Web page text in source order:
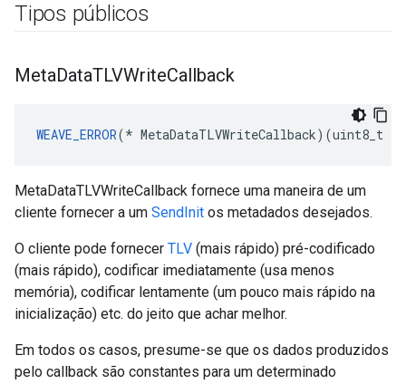
Tipos públicos
MetaDataTLVWriteCallback
WEAVE_ERROR(* MetaDataTLVWriteCallback)(uint8_t
MetaDataTLVWriteCallback fornece uma maneira de um
cliente fornecer a um SendInit os metadados desejados.
O cliente pode fornecer TLV (mais rápido) pré-codificado
(mais rápido), codificar imediatamente (usa menos
memória), codificar lentamente (um pouco mais rápido na
inicialização) etc. do jeito que achar melhor.
Em todos os casos, presume-se que os dados produzidos
pelo callback são constantes para um determinado